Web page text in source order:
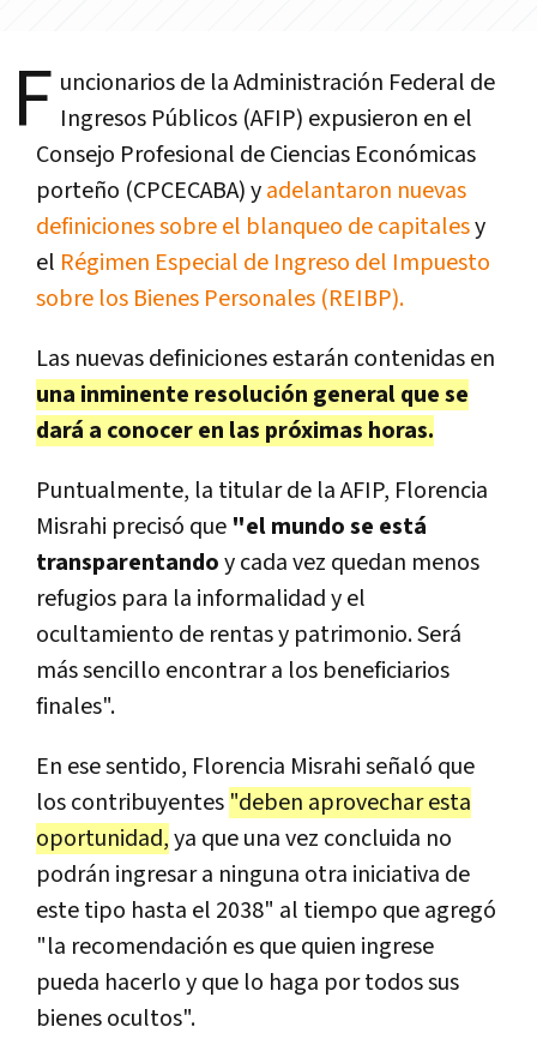
F uncionarios de la Administración Federal de
Ingresos Públicos (AFIP) expusieron en el
Consejo Profesional de Ciencias Económicas
porteño (CPCECABA) yadelantaron nuevas
definiciones sobre el blanqueo de capitalesy
el Régimen Especial de Ingreso del Impuesto
sobre los Bienes Personales (REIBP).
Las nuevas definiciones estarán contenidas en
una inminente resolución general que se
dará a conocer en las próximas horas.
Puntualmente, la titular de la AFIP, Florencia
Misrahi precisó que "el mundo se está
transparentandoy cada vez quedan menos
refugios para la informalidad y el
ocultamiento de rentas y patrimonio. Será
más sencillo encontrar a los beneficiarios
finales".
En ese sentido, Florencia Misrahi señaló que
los contribuyentes "deben aprovechar esta
oportunidad,ya que una vez concluida no
podrán ingresar a ninguna otra iniciativa de
este tipo hasta el 2038" al tiempo que agregó
"la recomendación es que quien ingrese
pueda hacerlo y que lo haga por todos sus
bienes ocultos".